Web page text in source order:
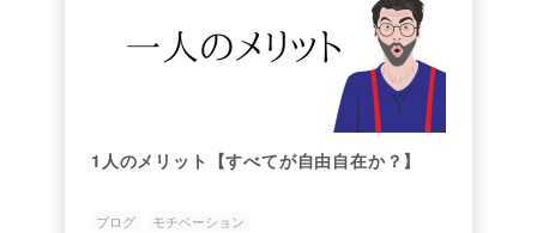
1人のメリット【すべてが自由自在か？】
ブログ モチベーション